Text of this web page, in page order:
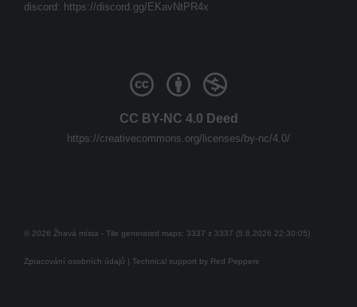
discord: https://discord.gg/EKavNtPR4x
CC BY-NC 4.0 Deed
https://creativecommons.org/licenses/by-nc/4.0/
© 2026 Žhavá místa - Tile generated maps: 3337 z 3337 (5.8.2026 22:30:05)
Zpracování osobních údajů | Technical support by Red Peppers